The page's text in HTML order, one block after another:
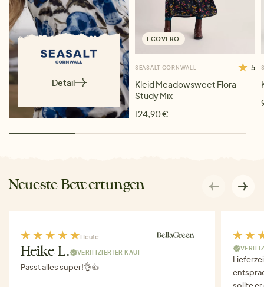
Detail
ECOVERO
SEASALT CORNWALL 5
Kleid Meadowsweet Flora
Study Mix
124,90 €
Neueste Bewertungen
Heute
Heike L. VERIFIZIERTER KAUF
Passt alles super!👌👍